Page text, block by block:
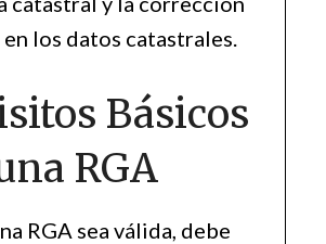
los datos catastrales.
Básicos
RGA
RGA sea válida, debe